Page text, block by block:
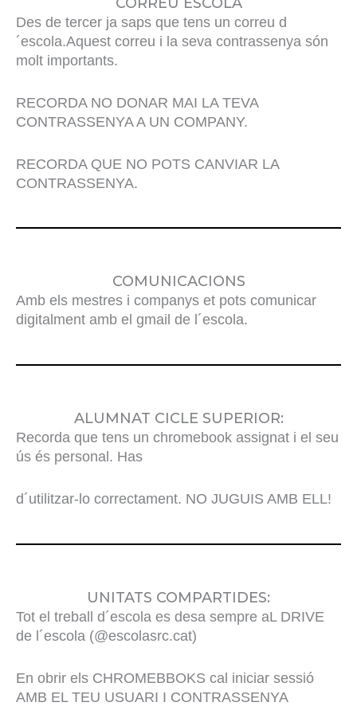
Des de tercer ja saps que tens un correu d
´escola.Aquest correu i la seva contrassenya són
molt importants.
RECORDA NO DONAR MAI LA TEVA
CONTRASSENYA A UN COMPANY.
RECORDA QUE NO POTS CANVIAR LA
CONTRASSENYA.
COMUNICACIONS
Amb els mestres i companys et pots comunicar
digitalment amb el gmail de l´escola.
ALUMNAT CICLE SUPERIOR:
Recorda que tens un chromebook assignat i el seu
ús és personal. Has
d´utilitzar-lo correctament. NO JUGUIS AMB ELL!
UNITATS COMPARTIDES:
Tot el treball d´escola es desa sempre aL DRIVE
de l´escola (@escolasrc.cat)
En obrir els CHROMEBBOKS cal iniciar sessió
AMB EL TEU USUARI I CONTRASSENYA